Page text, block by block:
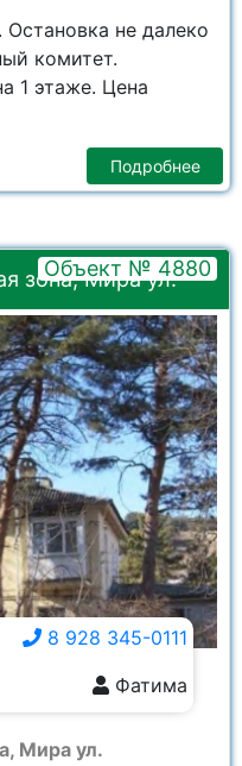
не далеко
комитет.
1 этаже. Цена
Подробнее
зона, Мира ул.
Объект № 4880
Мира ул.
8 928 345-0111
Фатима